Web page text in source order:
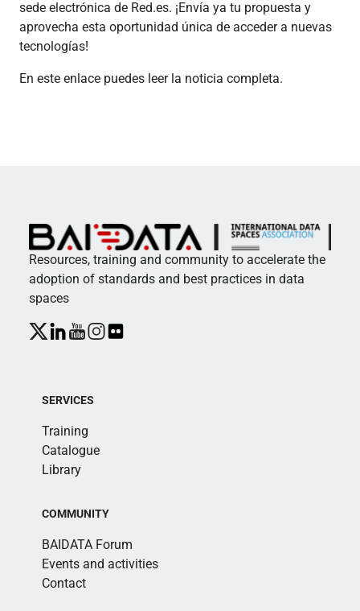
sede electrónica de Red.es. ¡Envía ya tu propuesta y
aprovecha esta oportunidad única de acceder a nuevas
tecnologías!
En este enlace puedes leer la noticia completa.
Resources, training and community to accelerate the
adoption of standards and best practices in data
spaces
SERVICES
Training
Catalogue
Library
COMMUNITY
BAIDATA Forum
Events and activities
Contact